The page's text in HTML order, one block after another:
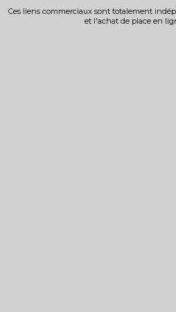
Ces liens commerciaux sont totalement
et l'achat de place en